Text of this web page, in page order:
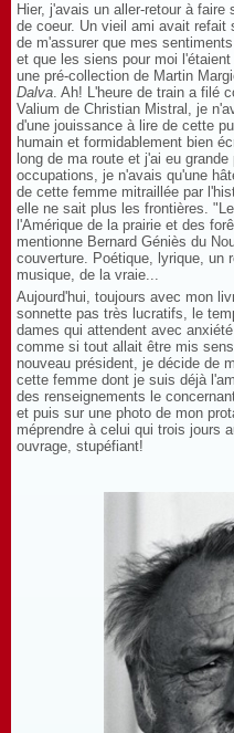
Hier, j'avais un aller-retour à
de coeur. Un vieil ami avait
de m'assurer que mes
et que les siens pour moi
une pré-collection de Martin
Dalva. Ah! L'heure de train a filé
Valium de Christian Mistral, je
d'une jouissance à lire de cette
humain et formidablement bien
long de ma route et j'ai eu
occupations, je n'avais qu'une
de cette femme mitraillée par
elle ne sait plus les frontières.
l'Amérique de la prairie et des
mentionne Bernard Géniès du
couverture. Poétique, lyrique, un
musique, de la vraie...
Aujourd'hui, toujours avec mon
sonnette pas très lucratifs, le
dames qui attendent avec
comme si tout allait être mis
nouveau président, je décide de
cette femme dont je suis déjà
des renseignements le
et puis sur une photo de mon
méprendre à celui qui trois jours
ouvrage, stupéfiant!